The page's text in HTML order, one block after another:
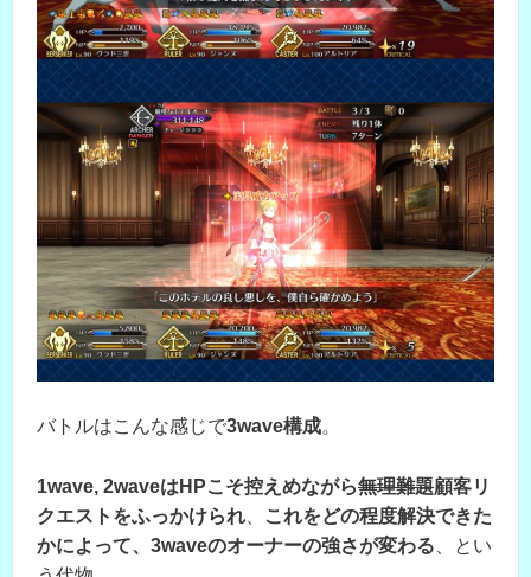
バトルはこんな感じで3wave構成。
1wave, 2waveはHPこそ控えめながら無理難題顧客リ
クエストをふっかけられ
これをどの程度解決できた
かによって、3waveのオーナーの強さが変わる 、とい